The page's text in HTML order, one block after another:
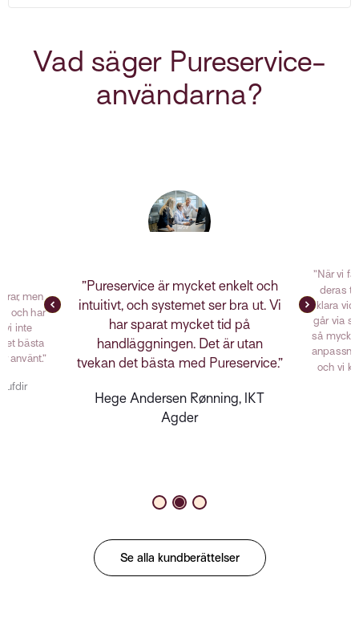
Vad säger Pureservice-
användarna?
men
och har
vi inte
bästa
använt.”
”Pureservice är mycket enkelt och
intuitivt, och systemet ser bra ut. Vi
har sparat mycket tid på
handläggningen. Det är utan
tvekan det bästa med Pureservice.”
Hege Andersen Rønning, IKT
Agder
”När vi
deras
klara vid
går via
så
och vi
Se alla kundberättelser